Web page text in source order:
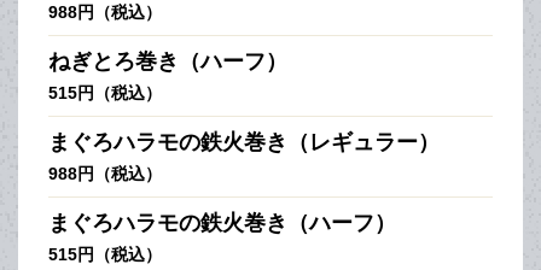
988円（税込）
ねぎとろ巻き（ハーフ）
515円（税込）
まぐろハラモの鉄火巻き（レギュラー）
988円（税込）
まぐろハラモの鉄火巻き（ハーフ）
515円（税込）